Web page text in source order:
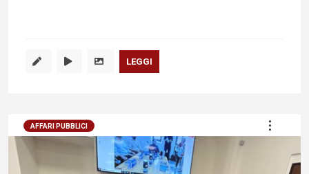
LEGGI
AFFARI PUBBLICI